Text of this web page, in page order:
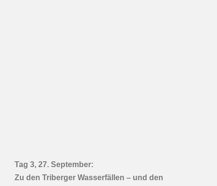
Tag 3, 27. September:
Zu den Triberger Wasserfällen – und den